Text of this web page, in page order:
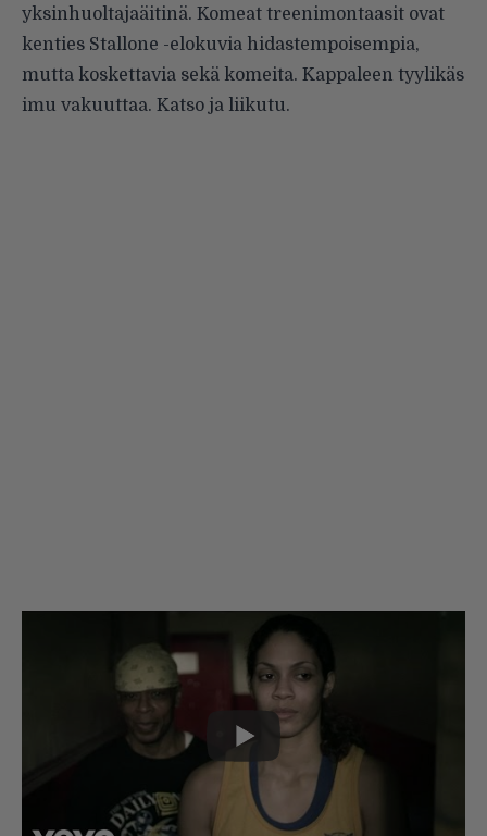
yksinhuoltajaäitinä. Komeat treenimontaasit ovat
kenties Stallone -elokuvia hidastempoisempia,
mutta koskettavia sekä komeita. Kappaleen tyylikäs
imu vakuuttaa. Katso ja liikutu.